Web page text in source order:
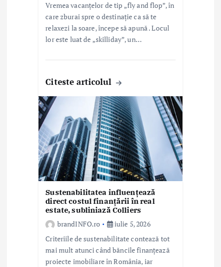
Vremea vacanțelor de tip „fly and flop”, în
care zburai spre o destinație ca să te
relaxezi la soare, începe să apună . Locul
lor este luat de „skilliday”, un…
Citeste articolul
Sustenabilitatea influențează
direct costul finanțării în real
estate, subliniază Colliers
brandINFO.ro
iulie 5, 2026
Criteriile de sustenabilitate contează tot
mai mult atunci când băncile finanțează
proiecte imobiliare în România, iar